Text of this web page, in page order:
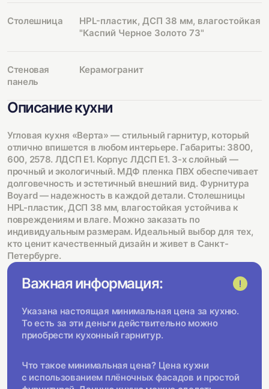
Столешница
HPL-пластик, ДСП 38 мм, влагостойкая
"Каспий Черное Золото 73"
Стеновая
панель
Керамогранит
Описание кухни
Угловая кухня «Верта» — стильный гарнитур, который
отлично впишется в любом интерьере. Габариты: 3800,
600, 2578. ЛДСП Е1. Корпус ЛДСП Е1. 3-х слойный —
прочный и экологичный. МДФ пленка ПВХ обеспечивает
долговечность и эстетичный внешний вид. Фурнитура
Boyard — надежность в каждой детали. Столешницы
HPL-пластик, ДСП 38 мм, влагостойкая устойчива к
повреждениям и влаге. Можно заказать по
индивидуальным размерам. Идеальный выбор для тех,
кто ценит качественный дизайн и живет в Санкт-
Петербурге.
Важная информация:
Указана настоящая минимальная цена за кухню.
То есть за эти деньги действительно можно
приобрести кухонный гарнитур.
Что такое минимальная цена? Цена кухни
с использованием плёночных фасадов и простой